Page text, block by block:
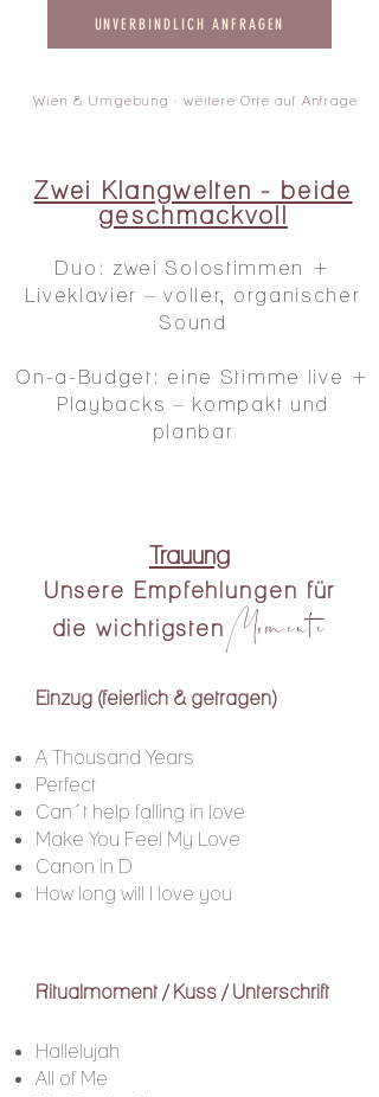
UNVERBINDLICH ANFRAGEN
Wien & Umgebung · weitere Orte auf Anfrage
Zwei Klangwelten - beide
geschmackvoll
Duo: zwei Solostimmen +
Liveklavier – voller, organischer
Sound
On-a-Budget: eine Stimme live +
Playbacks – kompakt und
planbar
Trauung
Unsere Empfehlungen für
die wichtigstenMomente
Einzug (feierlich & getragen)
A Thousand Years
Perfect
Can´t help falling in love
Make You Feel My Love
Canon in D
​How long will I love you
Ritualmoment / Kuss / Unterschrift
Hallelujah
All of Me